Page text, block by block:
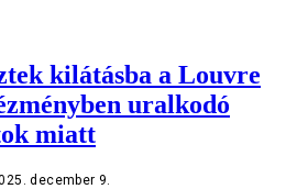
kilátásba a Louvre
uralkodó
miatt
december 9.